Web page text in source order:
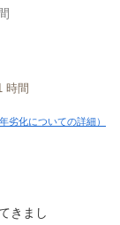
時間
劣化についての詳細）
きまし